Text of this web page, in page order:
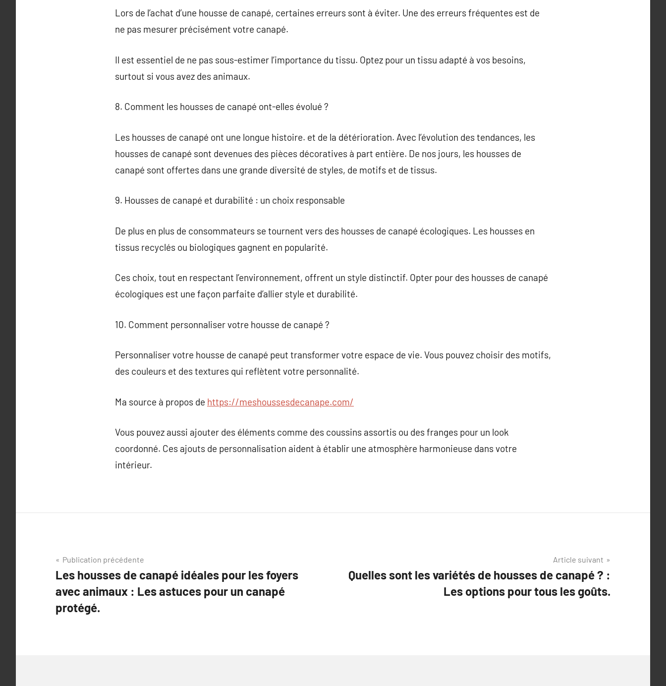
Lors de l’achat d’une housse de canapé, certaines erreurs sont à éviter. Une des erreurs fréquentes est de
ne pas mesurer précisément votre canapé.
Il est essentiel de ne pas sous-estimer l’importance du tissu. Optez pour un tissu adapté à vos besoins,
surtout si vous avez des animaux.
8. Comment les housses de canapé ont-elles évolué ?
Les housses de canapé ont une longue histoire. et de la détérioration. Avec l’évolution des tendances, les
housses de canapé sont devenues des pièces décoratives à part entière. De nos jours, les housses de
canapé sont offertes dans une grande diversité de styles, de motifs et de tissus.
9. Housses de canapé et durabilité : un choix responsable
De plus en plus de consommateurs se tournent vers des housses de canapé écologiques. Les housses en
tissus recyclés ou biologiques gagnent en popularité.
Ces choix, tout en respectant l’environnement, offrent un style distinctif. Opter pour des housses de canapé
écologiques est une façon parfaite d’allier style et durabilité.
10. Comment personnaliser votre housse de canapé ?
Personnaliser votre housse de canapé peut transformer votre espace de vie. Vous pouvez choisir des motifs,
des couleurs et des textures qui reflètent votre personnalité.
Ma source à propos de https://meshoussesdecanape.com/
Vous pouvez aussi ajouter des éléments comme des coussins assortis ou des franges pour un look
coordonné. Ces ajouts de personnalisation aident à établir une atmosphère harmonieuse dans votre
intérieur.
Navigation
de
l’article
Publication précédente
Les housses de canapé idéales pour les foyers
avec animaux : Les astuces pour un canapé
protégé.
Article suivant
Quelles sont les variétés de housses de canapé ? :
Les options pour tous les goûts.